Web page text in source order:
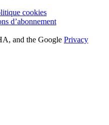
cookies
d’abonnement
and the Google Privacy